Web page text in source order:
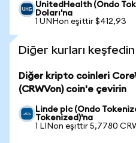
UnitedHealth (Ondo
Doları'na
1 UNHon eşittir $412,93
Diğer kurları keşfedin
Diğer kripto coinleri
(CRWVon) coin'e çevirin
Linde plc (Ondo
Tokenized)'na
1 LINon eşittir 5,7780